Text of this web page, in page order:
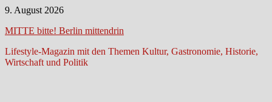
Zum
springen
9. August 2026
MITTE bitte! Berlin mittendrin
Lifestyle-Magazin mit den Themen Kultur, Gastronomie, Historie,
Wirtschaft und Politik